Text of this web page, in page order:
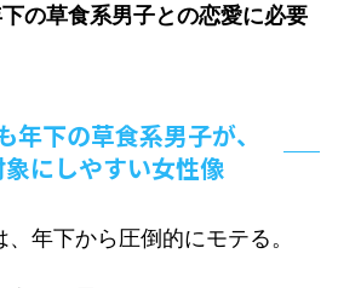
の草食系男子との恋愛に必要
年下の草食系男子が、
にしやすい女性像
年下から圧倒的にモテる。